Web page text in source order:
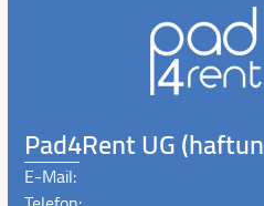
Pad4Rent UG
E-Mail: